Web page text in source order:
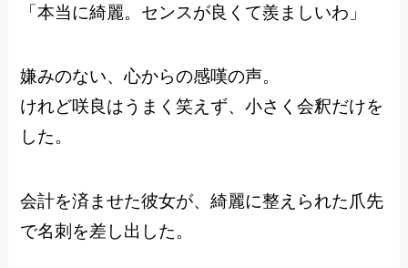
「本当に綺麗。センスが良くて羨ましいわ」
嫌みのない、心からの感嘆の声。
けれど咲良はうまく笑えず、小さく会釈だけを
した。
会計を済ませた彼女が、綺麗に整えられた爪先
で名刺を差し出した。